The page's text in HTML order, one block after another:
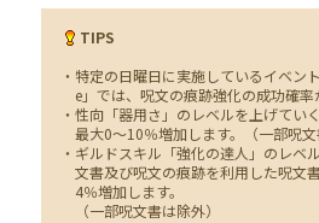
TIPS
・特定の日曜日に実施しているイベン
e」では、呪文の痕跡強化の成功確率
・性向「器用さ」のレベルを上げてい
最大0～10％増加します。（一部呪文
・ギルドスキル「強化の達人」のレベ
文書及び呪文の痕跡を利用した呪文
4％増加します。
（一部呪文書は除外）